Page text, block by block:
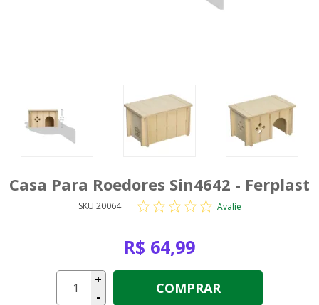
Casa Para Roedores Sin4642 - Ferplast
SKU 20064 Avalie
R$ 64,99
+
-
COMPRAR